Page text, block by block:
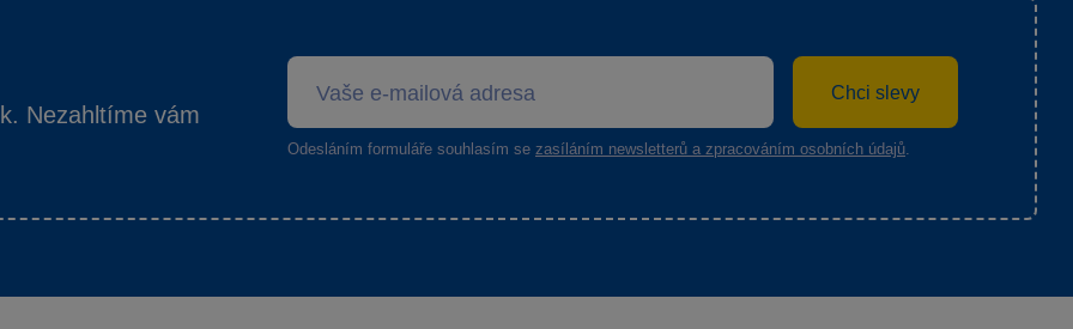
Nezahltíme vám
Chci slevy
Odesláním formuláře souhlasím se zasíláním newsletterů a zpracováním osobních údajů